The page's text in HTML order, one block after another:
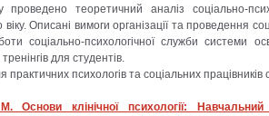
проведено теоретичний аналіз соціально-
віку. Описані вимоги організації та проведення
соціально-психологічної служби системи
для студентів.
психологів та соціальних працівників
Основи клінічної психології: